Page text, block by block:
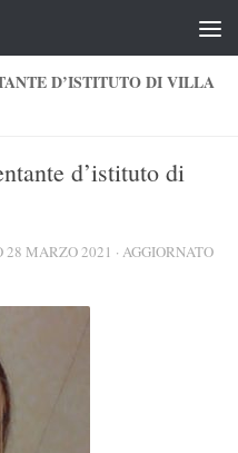
D’ISTITUTO DI VILLA
d’istituto di
28 MARZO 2021 · AGGIORNATO